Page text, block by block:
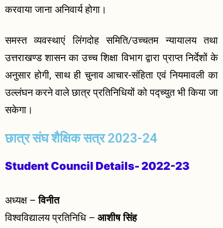
करवाया जाना अनिवार्य होगा।
समस्त व्यवस्थाएं लिंगदोह समिति/उच्चतम न्यायालय तथा
उत्तराखण्ड शासन का उच्च शिक्षा विभाग द्वारा प्राप्त निर्देशों के
अनुसार होगी, साथ ही चुनाव आचार-संहिता एवं नियमावली का
उल्लंघन करने वाले छात्र प्रतिनिधियों को पद्च्युत भी किया जा
सकेगा।
छात्र संघ शैक्षिक सत्र 2023-24
Student Council Details- 2022-23
अध्यक्ष –विनीत
विश्वविद्यालय प्रतिनिधि – आशीष सिंह